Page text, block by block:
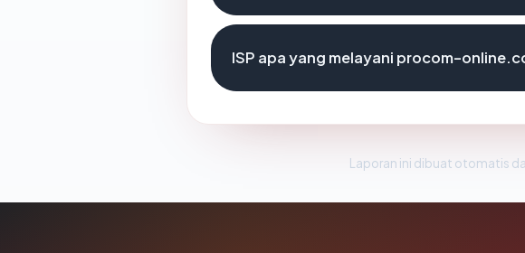
ISP apa yang melayani procom-
Laporan ini dibuat otomatis